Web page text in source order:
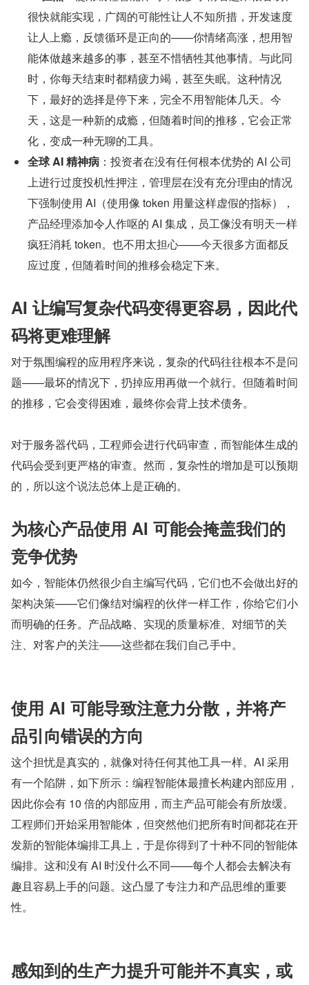
很快就能实现，广阔的可能性让人不知所措，开发速度
让人上瘾，反馈循环是正向的——你情绪高涨，想用智
能体做越来越多的事，甚至不惜牺牲其他事情。与此同
时，你每天结束时都精疲力竭，甚至失眠。这种情况
下，最好的选择是停下来，完全不用智能体几天。今
天，这是一种新的成瘾，但随着时间的推移，它会正常
化，变成一种无聊的工具。
全球 AI 精神病 ：投资者在没有任何根本优势的 AI 公司
上进行过度投机性押注，管理层在没有充分理由的情况
下强制使用 AI（使用像 token 用量这样虚假的指标），
产品经理添加令人作呕的 AI 集成，员工像没有明天一样
疯狂消耗 token。也不用太担心——今天很多方面都反
应过度，但随着时间的推移会稳定下来。
AI 让编写复杂代码变得更容易，因此代
码将更难理解
对于氛围编程的应用程序来说，复杂的代码往往根本不是问
题——最坏的情况下，扔掉应用再做一个就行。但随着时间
的推移，它会变得困难，最终你会背上技术债务。
对于服务器代码，工程师会进行代码审查，而智能体生成的
代码会受到更严格的审查。然而，复杂性的增加是可以预期
的，所以这个说法总体上是正确的。
为核心产品使用 AI 可能会掩盖我们的
竞争优势
如今，智能体仍然很少自主编写代码，它们也不会做出好的
架构决策——它们像结对编程的伙伴一样工作，你给它们小
而明确的任务。产品战略、实现的质量标准、对细节的关
注、对客户的关注——这些都在我们自己手中。
使用 AI 可能导致注意力分散，并将产
品引向错误的方向
这个担忧是真实的，就像对待任何其他工具一样。AI 采用
有一个陷阱，如下所示：编程智能体最擅长构建内部应用，
因此你会有 10 倍的内部应用，而主产品可能会有所放缓。
工程师们开始采用智能体，但突然他们把所有时间都花在开
发新的智能体编排工具上，于是你得到了十种不同的智能体
编排。这和没有 AI 时没什么不同——每个人都会去解决有
趣且容易上手的问题。这凸显了专注力和产品思维的重要
性。
感知到的生产力提升可能并不真实，或